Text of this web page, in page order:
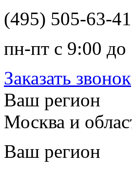
(495) 505-63-41
пн-пт с 9:00
Заказать звонок
Ваш регион
Москва и
Ваш регион